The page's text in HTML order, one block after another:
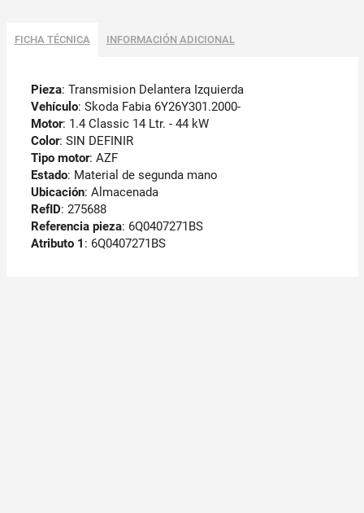
FICHA TÉCNICA INFORMACIÓN ADICIONAL
Pieza: Transmision Delantera Izquierda
Vehículo: Skoda Fabia 6Y26Y301.2000-
Motor: 1.4 Classic 14 Ltr. - 44 kW
Color: SIN DEFINIR
Tipo motor: AZF
Estado: Material de segunda mano
Ubicación: Almacenada
RefID: 275688
Referencia pieza: 6Q0407271BS
Atributo 1 : 6Q0407271BS